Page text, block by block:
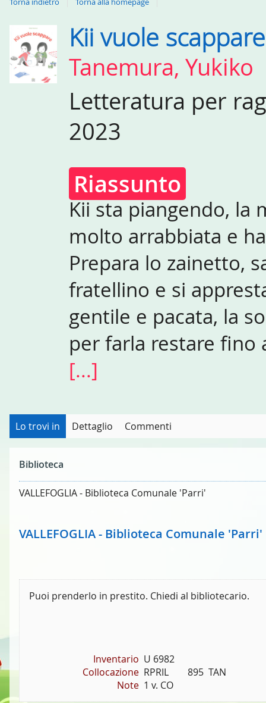
Dettaglio
del
documento
Kii vuole scappare
Tanemura, Yukiko
Letteratura per
2023
Riassunto
Kii sta piangendo, la
molto arrabbiata e
Prepara lo zainetto,
fratellino e si
gentile e pacata, la
per farla restare fino
[...]
Lo trovi in Dettaglio Commenti
Biblioteca
VALLEFOGLIA - Biblioteca Comunale 'Parri'
VALLEFOGLIA - Biblioteca Comunale 'Parri'
Puoi prenderlo in prestito. Chiedi al bibliotecario.
Inventario U 6982
Collocazione RPRIL        895  TAN
Note 1 v. CO